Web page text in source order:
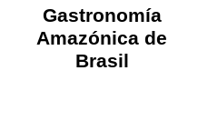
Gastronomía
Amazónica de
Brasil